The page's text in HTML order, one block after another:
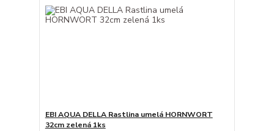
EBI AQUA DELLA Rastlina umelá HORNWORT
32cm zelená 1ks